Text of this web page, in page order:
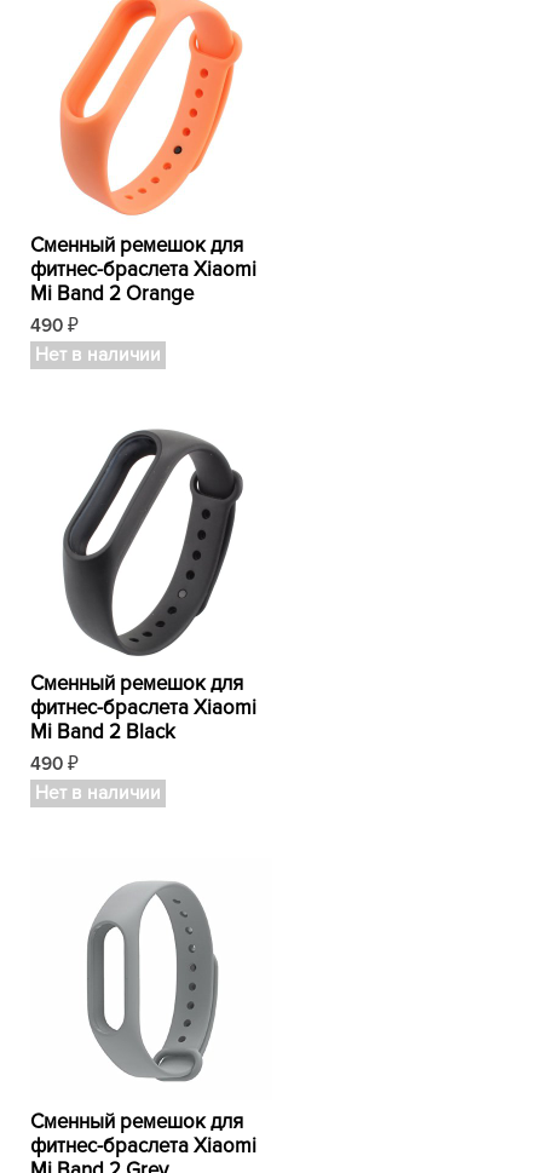
Сменный ремешок для
фитнес-браслета Xiaomi
Mi Band 2 Orange
490 ₽
Нет в наличии
Сменный ремешок для
фитнес-браслета Xiaomi
Mi Band 2 Black
490 ₽
Нет в наличии
Сменный ремешок для
фитнес-браслета Xiaomi